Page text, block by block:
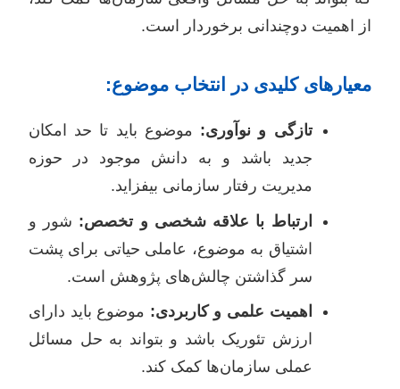
از اهمیت دوچندانی برخوردار است.
معیارهای کلیدی در انتخاب موضوع:
تازگی و نوآوری: موضوع باید تا حد امکان
جدید باشد و به دانش موجود در حوزه
مدیریت رفتار سازمانی بیفزاید.
ارتباط با علاقه شخصی و تخصص: شور و
اشتیاق به موضوع، عاملی حیاتی برای پشت
سر گذاشتن چالش‌های پژوهش است.
اهمیت علمی و کاربردی: موضوع باید دارای
ارزش تئوریک باشد و بتواند به حل مسائل
عملی سازمان‌ها کمک کند.